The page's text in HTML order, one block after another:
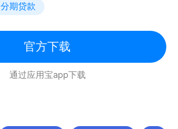
分期贷款
官方下载
通过应用宝app下载